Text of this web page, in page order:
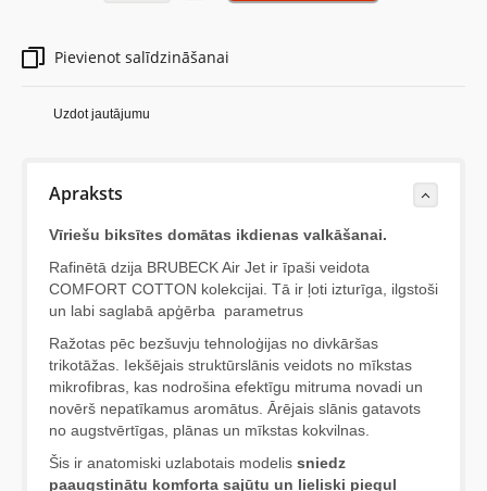
Pievienot salīdzināšanai
Uzdot jautājumu
Apraksts
Vīriešu biksītes domātas ikdienas valkāšanai.
Rafinētā dzija BRUBECK Air Jet ir īpaši veidota
COMFORT COTTON kolekcijai. Tā ir ļoti izturīga, ilgstoši
un labi saglabā apģērba parametrus
Ražotas pēc bezšuvju tehnoloģijas no divkāršas
trikotāžas. Iekšējais struktūrslānis veidots no mīkstas
mikrofibras, kas nodrošina efektīgu mitruma novadi un
novērš nepatīkamus aromātus. Ārējais slānis gatavots
no augstvērtīgas, plānas un mīkstas kokvilnas.
Šis ir anatomiski uzlabotais modelis sniedz
paaugstinātu komforta sajūtu un lieliski pieguļ